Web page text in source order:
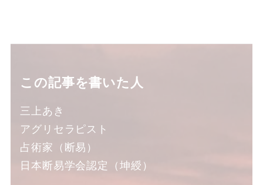
この記事を書いた人
三上あき
アグリセラピスト
占術家（断易）
日本断易学会認定（坤綬）